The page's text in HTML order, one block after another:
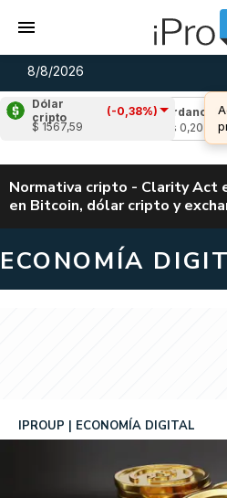
8/8/2026
Dólar
cripto
(-0,38%)
$ 1567,59
Cardano
(-
u$s 0,20
ALERTA
Normativa cripto - Clarity Act
en Bitcoin, dólar cripto y
ECONOMÍA
IPROUP ECONOMÍA DIGITAL